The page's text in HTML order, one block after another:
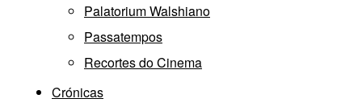
Palatorium Walshiano
Passatempos
Recortes do Cinema
Crónicas